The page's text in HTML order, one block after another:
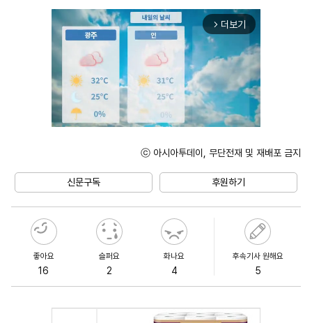
arrow_forward_ios 더보기
ⓒ 아시아투데이, 무단전재 및 재배포 금지
신문구독 후원하기
좋아요
16
슬퍼요
2
화나요
4
후속기사 원해요
5